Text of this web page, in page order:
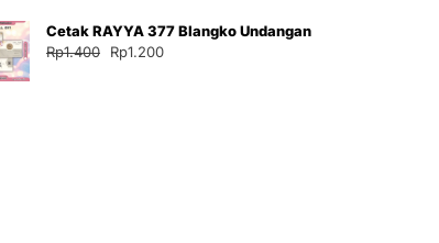
Rp1.400. adalah:
Cetak RAYYA 377 Blangko Undangan
Rp1.400
Harga
Rp1.200